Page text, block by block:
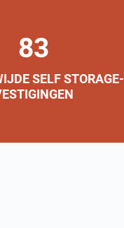
83
SELF STORAGE-